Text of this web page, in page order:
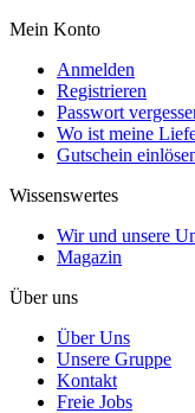
Mein Konto
Anmelden
Registrieren
Passwort
Wo ist meine
Gutschein
Wissenswertes
Wir und unsere
Magazin
Über uns
Über Uns
Unsere Gruppe
Kontakt
Freie Jobs